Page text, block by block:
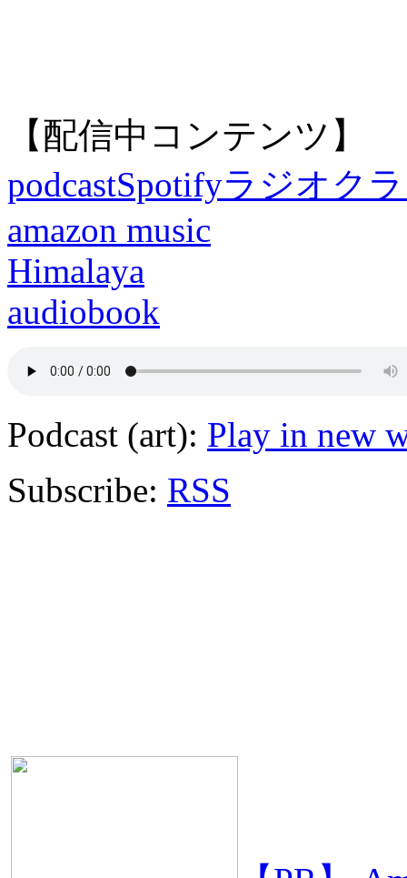
【配信中コンテンツ】
podcastSpotifyラジオク
amazon music
Himalaya
audiobook
Podcast (art): Play in new
Subscribe: RSS